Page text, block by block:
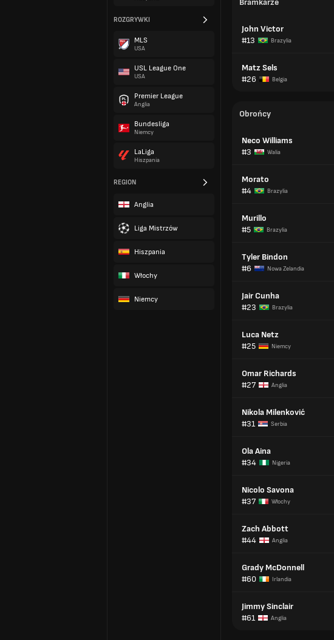
ROZGRYWKI
MLS
USA
USL League One
USA
Premier League
Anglia
Bundesliga
Niemcy
LaLiga
Hiszpania
REGION
Anglia
Liga Mistrzów
Hiszpania
Włochy
Niemcy
Bramkarze
John Victor
#13
Brazylia
Matz Sels
#26
Belgia
Obrońcy
Neco Williams
#3
Walia
Morato
#4
Brazylia
Murillo
#5
Brazylia
Tyler Bindon
#6
Nowa Zelandia
Jair Cunha
#23
Brazylia
Luca Netz
#25
Niemcy
Omar Richards
#27
Anglia
Nikola Milenković
#31
Serbia
Ola Aina
#34
Nigeria
Nicolo Savona
#37
Włochy
Zach Abbott
#44
Anglia
Grady McDonnell
#60
Irlandia
Jimmy Sinclair
#61
Anglia